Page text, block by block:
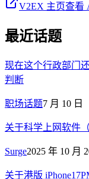
V2EX 主页查看
最近话题
现在这个行政部门
判断
职场话题7 月 10 日
关于科学上网软件
Surge2025 年 10 月
关于港版